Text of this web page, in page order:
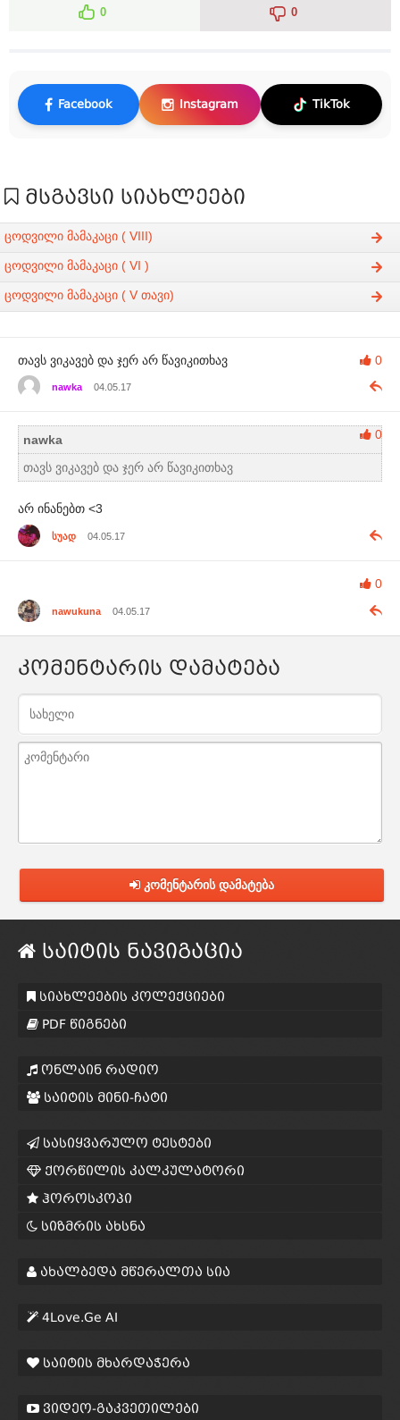
0 0
Facebook Instagram TikTok
მსგავსი სიახლეები
ცოდვილი მამაკაცი ( VIII)
ცოდვილი მამაკაცი ( VI )
ცოდვილი მამაკაცი ( V თავი)
0
თავს ვიკავებ და ჯერ არ წავიკითხავ
nawka 04.05.17
0
nawka
თავს ვიკავებ და ჯერ არ წავიკითხავ
არ ინანებთ <3
სუად 04.05.17
0
nawukuna 04.05.17
კომენტარის დამატება
კომენტარის დამატება
საიტის ნავიგაცია
სიახლეების კოლექციები
PDF წიგნები
ონლაინ რადიო
საიტის მინი-ჩატი
სასიყვარულო ტესტები
ქორწილის კალკულატორი
ჰოროსკოპი
სიზმრის ახსნა
ახალბედა მწერალთა სია
4Love.Ge AI
საიტის მხარდაჭერა
ვიდეო-გაკვეთილები